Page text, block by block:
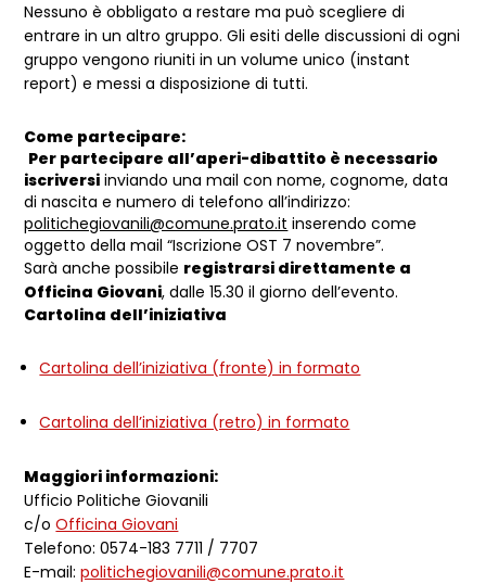
Nessuno è obbligato a restare ma può scegliere di
entrare in un altro gruppo. Gli esiti delle discussioni di ogni
gruppo vengono riuniti in un volume unico (instant
report) e messi a disposizione di tutti.
Come partecipare:
Per partecipare all’aperi-dibattito è necessario
iscriversi inviando una mail con nome, cognome, data
di nascita e numero di telefono all’indirizzo:
politichegiovanili@comune.prato.it inserendo come
oggetto della mail “Iscrizione OST 7 novembre”.
Sarà anche possibile registrarsi direttamente a
Officina Giovani, dalle 15.30 il giorno dell’evento.
Cartolina dell’iniziativa
Cartolina dell’iniziativa (fronte) in formato
Cartolina dell’iniziativa (retro) in formato
Maggiori informazioni:
Ufficio Politiche Giovanili
c/oOfficina Giovani
Telefono: 0574-183 7711 / 7707
E-mail:politichegiovanili@comune.prato.it